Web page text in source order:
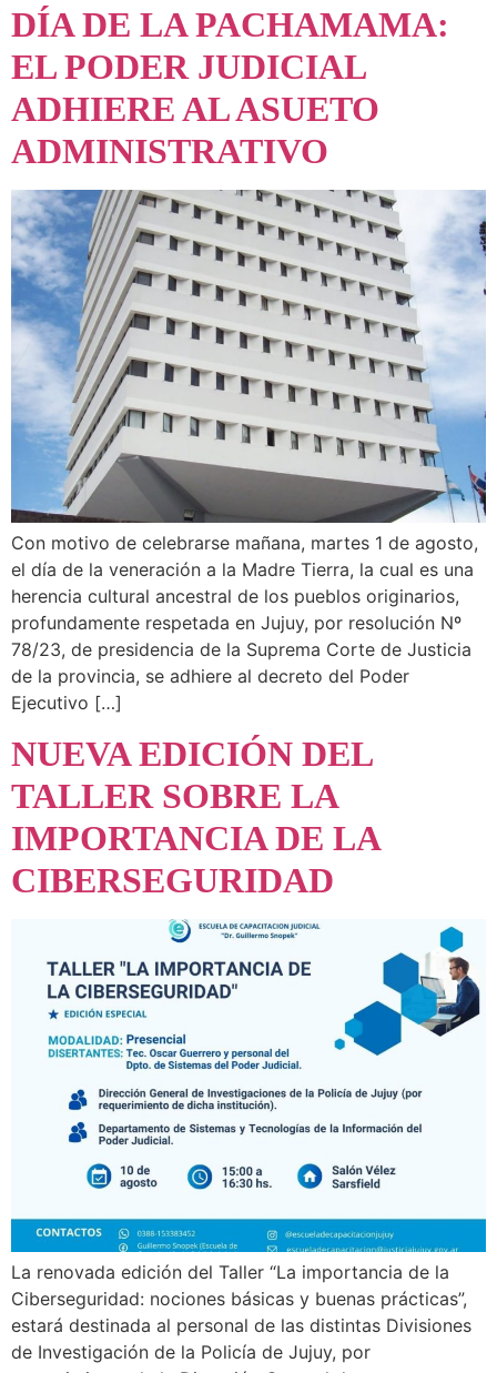
DÍA DE LA PACHAMAMA:
EL PODER JUDICIAL
ADHIERE AL ASUETO
ADMINISTRATIVO
Con motivo de celebrarse mañana, martes 1 de agosto,
el día de la veneración a la Madre Tierra, la cual es una
herencia cultural ancestral de los pueblos originarios,
profundamente respetada en Jujuy, por resolución Nº
78/23, de presidencia de la Suprema Corte de Justicia
de la provincia, se adhiere al decreto del Poder
Ejecutivo […]
NUEVA EDICIÓN DEL
TALLER SOBRE LA
IMPORTANCIA DE LA
CIBERSEGURIDAD
La renovada edición del Taller “La importancia de la
Ciberseguridad: nociones básicas y buenas prácticas”,
estará destinada al personal de las distintas Divisiones
de Investigación de la Policía de Jujuy, por